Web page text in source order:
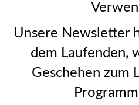
Unsere Newsletter
dem Laufenden,
Geschehen zum